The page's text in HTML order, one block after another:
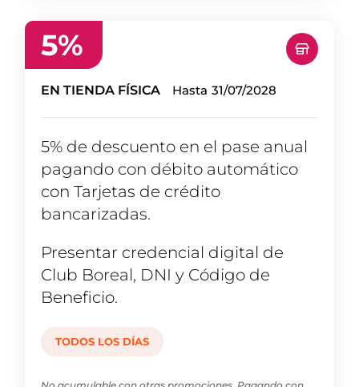
5%
EN TIENDA FÍSICA Hasta 31/07/2028
5% de descuento en el pase anual
pagando con débito automático
con Tarjetas de crédito
bancarizadas.
Presentar credencial digital de
Club Boreal, DNI y Código de
Beneficio.
TODOS LOS DÍAS